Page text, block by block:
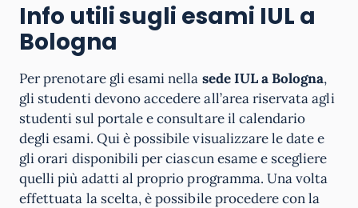
Info utili sugli esami IUL a
Bologna
Per prenotare gli esami nella sede IUL a Bologna,
gli studenti devono accedere all’area riservata agli
studenti sul portale e consultare il calendario
degli esami. Qui è possibile visualizzare le date e
gli orari disponibili per ciascun esame e scegliere
quelli più adatti al proprio programma. Una volta
effettuata la scelta, è possibile procedere con la